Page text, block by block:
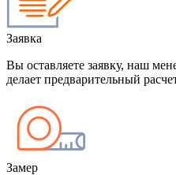
Заявка
Вы оставляете заявку, наш
делает предварительный
Замер